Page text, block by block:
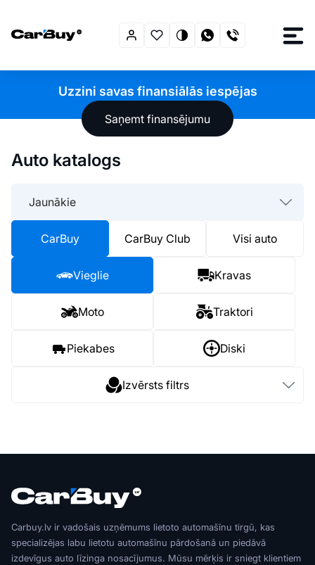
Uzzini savas finansiālās iespējas
Saņemt finansējumu
Auto katalogs
Jaunākie
CarBuy CarBuy Club Visi auto
Vieglie Kravas
Moto Traktori
Piekabes Diski
Izvērsts filtrs
Carbuy.lv ir vadošais uzņēmums lietoto automašīnu tirgū, kas
specializējas labu lietotu automašīnu pārdošanā un piedāvā
izdevīgus auto līzinga nosacījumus. Mūsu mērķis ir sniegt klientiem